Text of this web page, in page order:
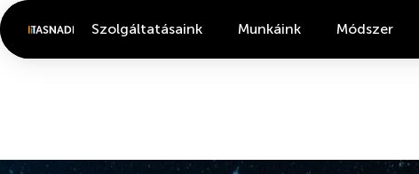
Szolgáltatásaink Munkáink Módszer